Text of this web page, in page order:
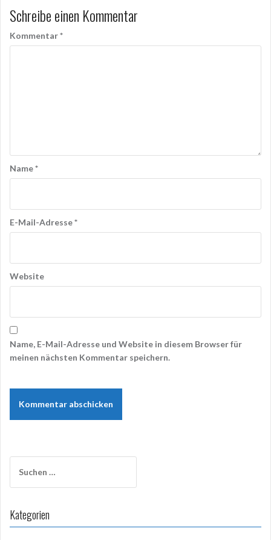
Schreibe einen Kommentar
Kommentar*
Name*
E-Mail-Adresse*
Website
Name, E-Mail-Adresse und Website in diesem Browser für
meinen nächsten Kommentar speichern.
nach:
Kategorien